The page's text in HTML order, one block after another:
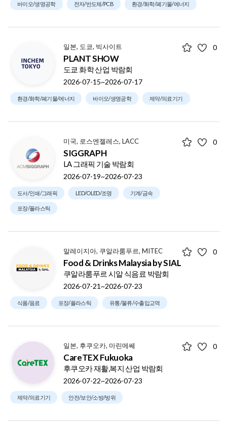
바이오/생명공학 전자/반도체/PCB 환경/화학/폐기물/에너지
일본, 도쿄, 빅사이트 0
PLANT SHOW
도쿄 화학 산업 박람회
2026-07-15~2026-07-17
환경/화학/폐기물/에너지 바이오/생명공학 제약/의료기기
미국, 로스엔젤레스, LACC 0
SIGGRAPH
LA 그래픽 기술 박람회
2026-07-19~2026-07-23
도서/인쇄/그래픽 LED/OLED/조명 기계/금속
포장/플라스틱
말레이지아, 쿠알라룸푸르, MITEC 0
Food & Drinks Malaysia by SIAL
쿠알라룸푸르 시알 식음료 박람회
2026-07-21~2026-07-23
식품/음료 포장/플라스틱 유통/물류/수출입교역
일본, 후쿠오카, 마린메쎄 0
CareTEX Fukuoka
후쿠오카 재활,복지 산업 박람회
2026-07-22~2026-07-23
제약/의료기기 안전/보안/소방/방위